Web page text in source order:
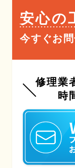
安心の
今すぐお
修理業
時